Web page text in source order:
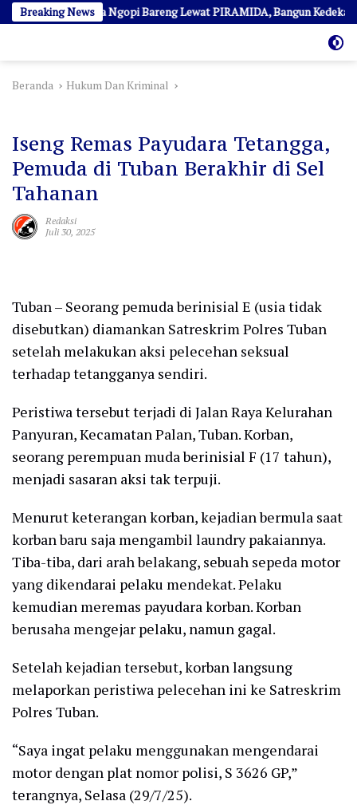
Langsung
ke
Breaking News
Awak Media Ngopi Bareng Lewat PIRAMIDA, Bangun Kedekatan
Beranda Hukum Dan Kriminal
Iseng Remas Payudara Tetangga,
Pemuda di Tuban Berakhir di Sel
Tahanan
Redaksi
Juli 30, 2025
Tuban – Seorang pemuda berinisial E (usia tidak
disebutkan) diamankan Satreskrim Polres Tuban
setelah melakukan aksi pelecehan seksual
terhadap tetangganya sendiri.
Peristiwa tersebut terjadi di Jalan Raya Kelurahan
Panyuran, Kecamatan Palan, Tuban. Korban,
seorang perempuan muda berinisial F (17 tahun),
menjadi sasaran aksi tak terpuji.
Menurut keterangan korban, kejadian bermula saat
korban baru saja mengambil laundry pakaiannya.
Tiba-tiba, dari arah belakang, sebuah sepeda motor
yang dikendarai pelaku mendekat. Pelaku
kemudian meremas payudara korban. Korban
berusaha mengejar pelaku, namun gagal.
Setelah kejadian tersebut, korban langsung
melaporkan peristiwa pelecehan ini ke Satreskrim
Polres Tuban.
“Saya ingat pelaku menggunakan mengendarai
motor dengan plat nomor polisi, S 3626 GP,”
terangnya, Selasa (29/7/25).